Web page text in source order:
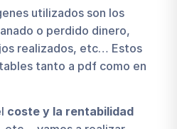
utilizados son los
o perdido dinero,
realizados, etc… Estos
tanto a pdf como en
coste y la rentabilidad